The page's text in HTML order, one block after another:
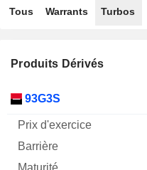
Tous Warrants Turbos
Produits Dérivés
Mnemo Type
93G3S